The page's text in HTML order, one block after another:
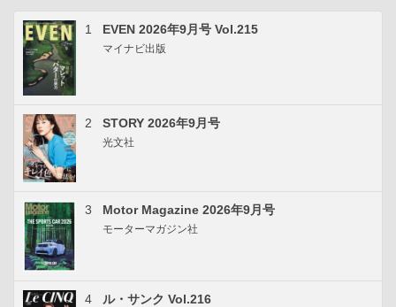
1 EVEN 2026年9月号 Vol.215
マイナビ出版
2 STORY 2026年9月号
光文社
3 Motor Magazine 2026年9月号
モーターマガジン社
4 ル・サンク Vol.216